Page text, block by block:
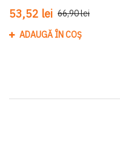
53,52 lei 66,90 lei
ADAUGĂ ÎN COȘ